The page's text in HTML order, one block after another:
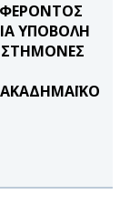
ΥΠΟΒΟΛΗ
ΑΚΑΔΗΜΑΪΚΟ